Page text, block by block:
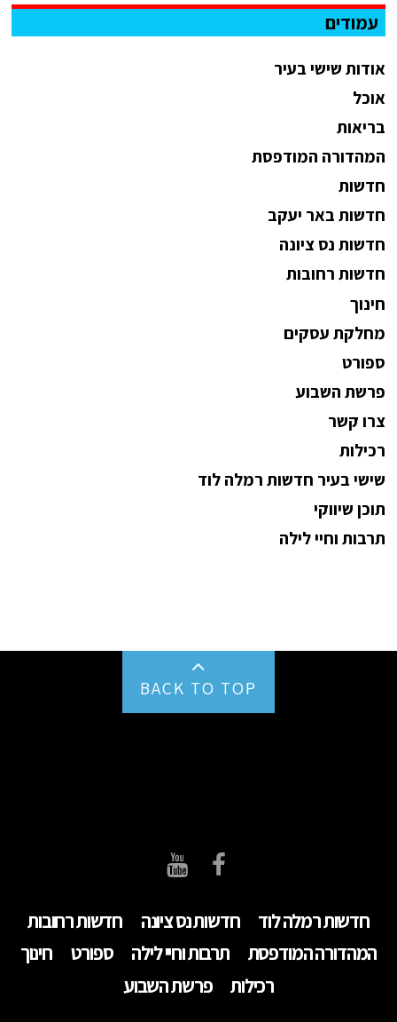
עמודים
אודות שישי בעיר
אוכל
בריאות
המהדורה המודפסת
חדשות
חדשות באר יעקב
חדשות נס ציונה
חדשות רחובות
חינוך
מחלקת עסקים
ספורט
פרשת השבוע
צרו קשר
רכילות
שישי בעיר חדשות רמלה לוד
תוכן שיווקי
תרבות וחיי לילה
BACK TO TOP
חדשות רמלה לוד חדשות נס ציונה
חדשות רחובות
המהדורה המודפסת
תרבות וחיי לילה ספורט
חינוך
רכילות
פרשת השבוע